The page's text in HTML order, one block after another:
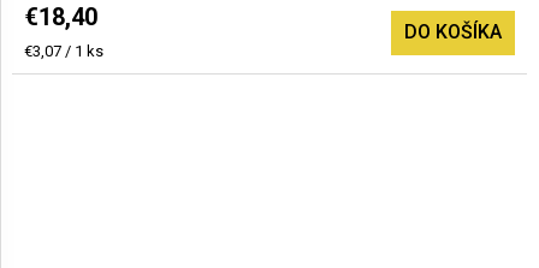
€18,40
Jednotková
cena:
€3,07 / 1 ks
DO KOŠÍKA